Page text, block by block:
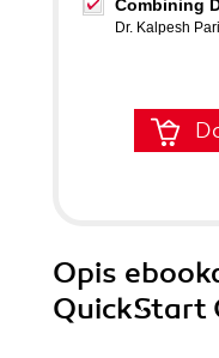
Combining
Dr. Kalpesh
Opis
QuickStart